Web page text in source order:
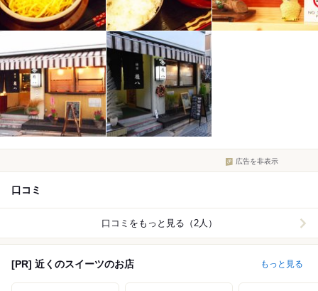
広告を非表示
口コミ
口コミをもっと見る（2人）
[PR] 近くのスイーツのお店 もっと見る